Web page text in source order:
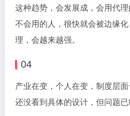
这种趋势，会发展成，会用代
不会用的人，很快就会被边缘
理，会越来越强。
04
产业在变，个人在变，制度层
还没看到具体的设计，但问题已